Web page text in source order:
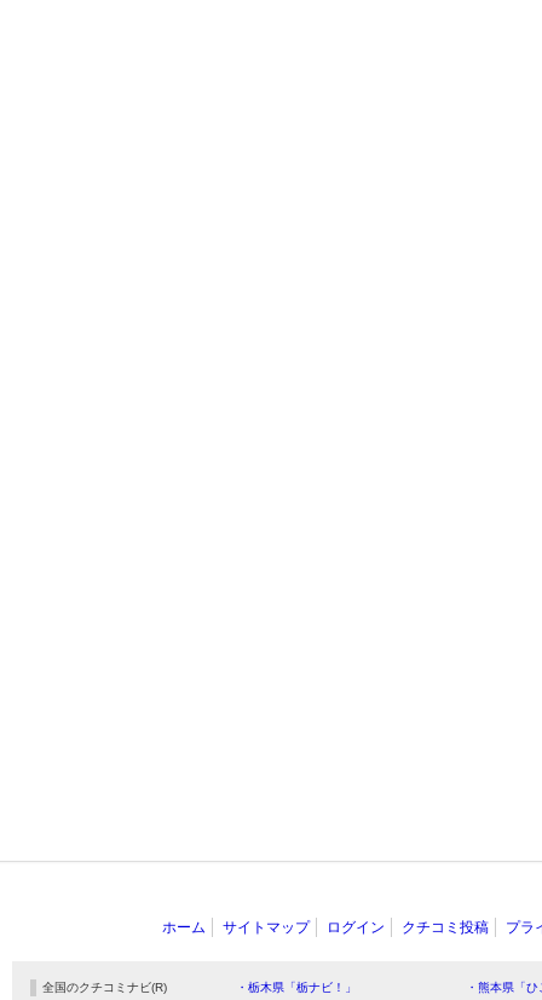
ホーム サイトマップ ログイン クチコミ投稿 プラ
全国のクチコミナビ(R) ・栃木県「栃ナビ！」 ・熊本県「